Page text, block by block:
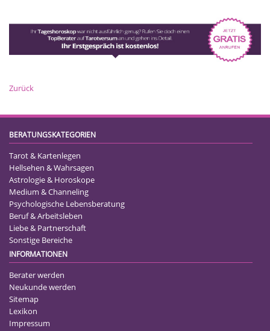
Zurück
BERATUNGSKATEGORIEN
Tarot & Kartenlegen
Hellsehen & Wahrsagen
Astrologie & Horoskope
Medium & Channeling
Psychologische Lebensberatung
Beruf & Arbeitsleben
Liebe & Partnerschaft
Sonstige Bereiche
INFORMATIONEN
Berater werden
Neukunde werden
Sitemap
Lexikon
Impressum